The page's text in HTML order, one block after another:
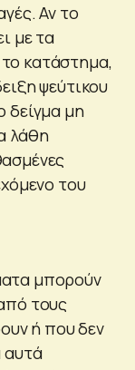
Αν το
με τα
κατάστημα,
ψεύτικου
δείγμα μη
λάθη
του
μπορούν
τους
ή που δεν
αυτά